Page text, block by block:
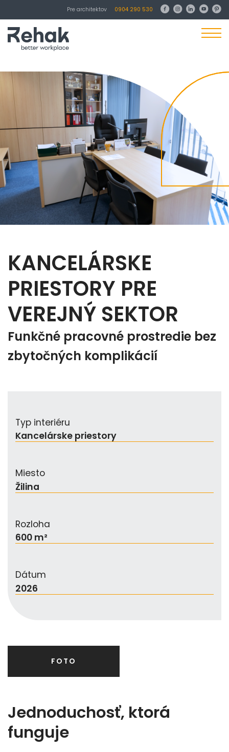
Pre architektov 0904 290 530
KANCELÁRSKE
PRIESTORY PRE
VEREJNÝ SEKTOR
Funkčné pracovné prostredie bez
zbytočných komplikácií
Typ interiéru
Kancelárske priestory
Miesto
Žilina
Rozloha
600 m²
Dátum
2026
FOTO
Jednoduchosť, ktorá
funguje